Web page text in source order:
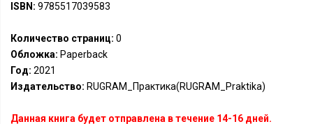
ISBN: 9785517039583
Количество страниц: 0
Обложка: Paperback
Год: 2021
Издательство: RUGRAM_Практика(RUGRAM_Praktika)
Данная книга будет отправлена в течение 14-16 дней.